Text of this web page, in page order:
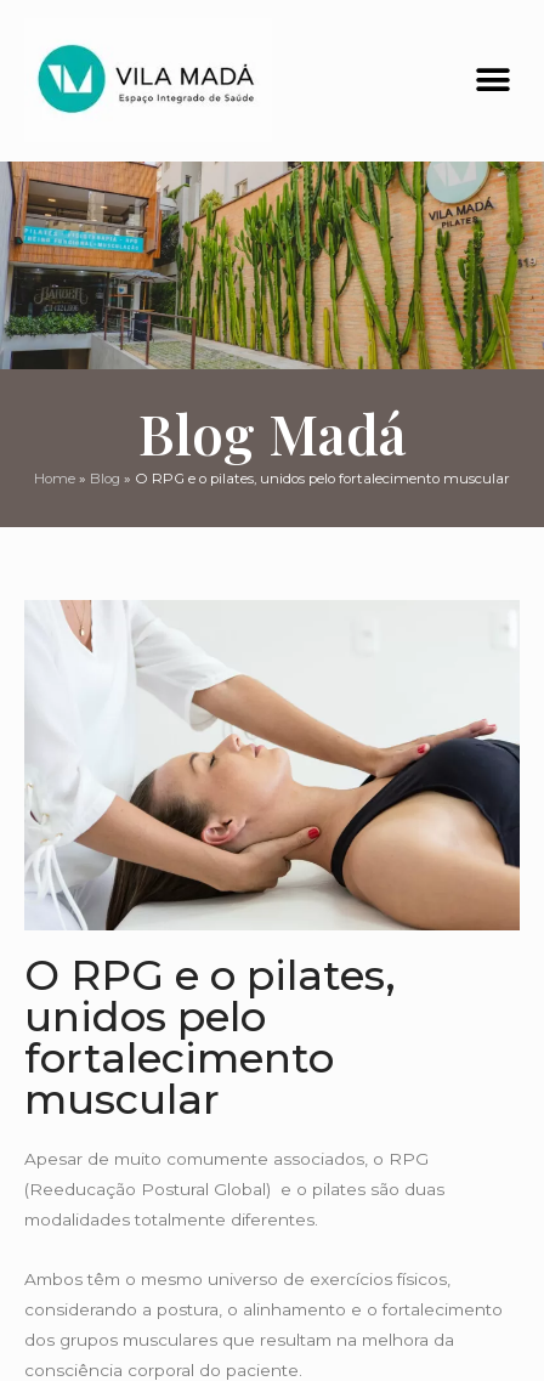
Blog Madá
Home » Blog » O RPG e o pilates, unidos pelo fortalecimento muscular
O RPG e o pilates,
unidos pelo
fortalecimento
muscular
Apesar de muito comumente associados, o RPG
(Reeducação Postural Global) e o pilates são duas
modalidades totalmente diferentes.
Ambos têm o mesmo universo de exercícios físicos,
considerando a postura, o alinhamento e o fortalecimento
dos grupos musculares que resultam na melhora da
consciência corporal do paciente.